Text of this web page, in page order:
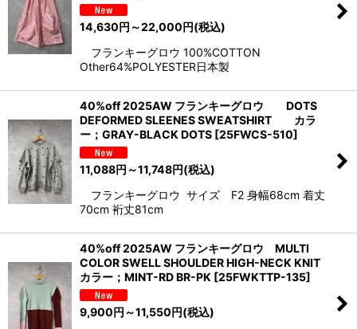
14,630円 ～22,000円(税込)
フランキーグロウ 100%COTTON
Other64%POLYESTER日本製
40%off 2025AW フランキーグロウ DOTS
DEFORMED SLEENES SWEATSHIRT カラ
ー；GRAY-BLACK DOTS [25FWCS-510]
11,088円 ～11,748円(税込)
フランキーグロウ サイズ F2 身幅68cm 着丈
70cm 裄丈81cm
40%off 2025AW フランキーグロウ MULTI
COLOR SWELL SHOULDER HIGH-NECK KNIT
カラー；MINT-RD BR-PK [25FWKTTP-135]
9,900円 ～11,550円(税込)